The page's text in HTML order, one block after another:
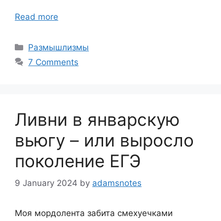
Read more
Categories
Размышлизмы
7 Comments
Ливни в январскую
вьюгу – или выросло
поколение ЕГЭ
9 January 2024 by adamsnotes
Моя мордолента забита смехуечками